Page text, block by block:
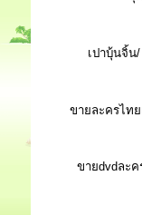
เปาบุ้
ขายละครไทย
ขายdvdละ